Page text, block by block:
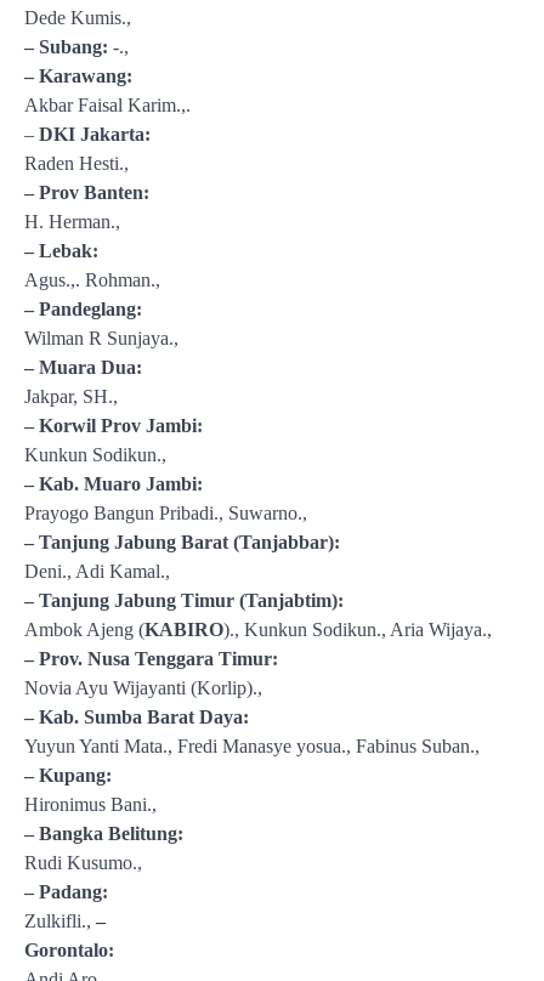
Dede Kumis.,
– Subang: -.,
– Karawang:
Akbar Faisal Karim.,.
– DKI Jakarta:
Raden Hesti.,
– Prov Banten:
H. Herman.,
– Lebak:
Agus.,. Rohman.,
– Pandeglang:
Wilman R Sunjaya.,
– Muara Dua:
Jakpar, SH.,
– Korwil Prov Jambi:
Kunkun Sodikun.,
– Kab. Muaro Jambi:
Prayogo Bangun Pribadi., Suwarno.,
– Tanjung Jabung Barat (Tanjabbar):
Deni., Adi Kamal.,
– Tanjung Jabung Timur (Tanjabtim):
Ambok Ajeng (KABIRO)., Kunkun Sodikun., Aria Wijaya.,
– Prov. Nusa Tenggara Timur:
Novia Ayu Wijayanti (Korlip).,
– Kab. Sumba Barat Daya:
Yuyun Yanti Mata., Fredi Manasye yosua., Fabinus Suban.,
– Kupang:
Hironimus Bani.,
– Bangka Belitung:
Rudi Kusumo.,
– Padang:
Zulkifli., –
Gorontalo: